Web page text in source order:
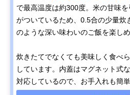
で最高温度は約300度。米の甘味
がついているため、0.5合の少量炊
のような深い味わいのご飯を楽しめ
炊きたてでなくても美味しく食べ
しています。内蓋はマグネット式
対応しているので、お手入れも簡単